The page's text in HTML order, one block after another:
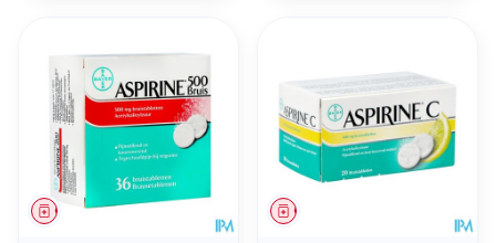
Geneesmiddel Geneesmiddel